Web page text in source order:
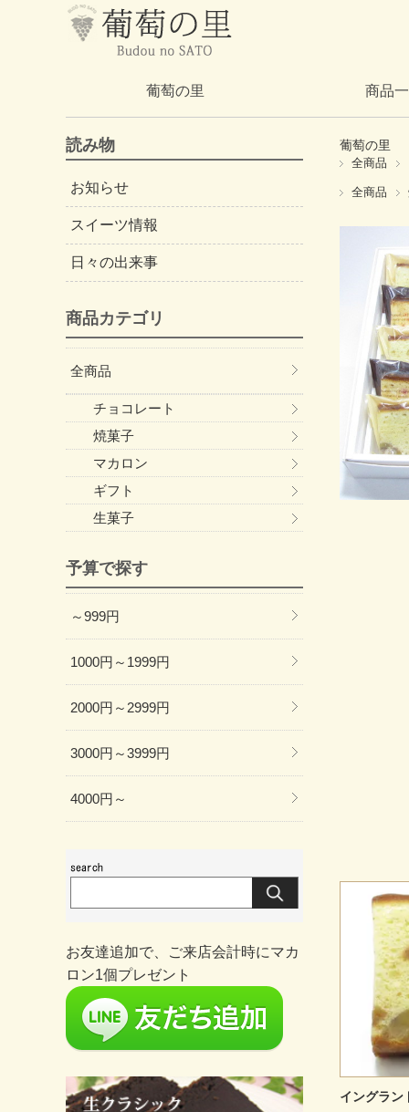
葡萄の里 商品
葡萄の里
全商品
全商品
イングラン
読み物
お知らせ
スイーツ情報
日々の出来事
商品カテゴリ
全商品
チョコレート
焼菓子
マカロン
ギフト
生菓子
予算で探す
～999円
1000円～1999円
2000円～2999円
3000円～3999円
4000円～
お友達追加で、ご来店会計時にマカ
ロン1個プレゼント